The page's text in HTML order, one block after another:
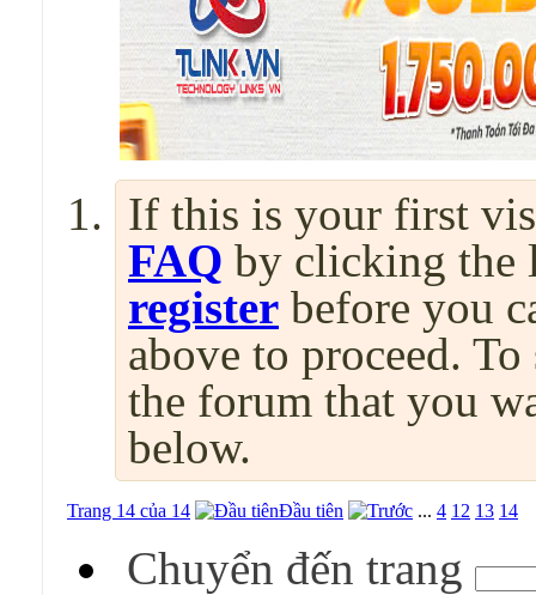
If this is your first
FAQ by clicking the
register before you
above to proceed.
the forum that you
below.
Trang 14 của 14 Đầu tiên ... 4 12 13 14
Chuyển đến trang